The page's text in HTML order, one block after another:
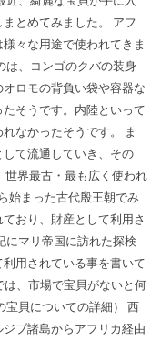
とめてみました。 アフ
々な用途で使われてきま
は、コンゴのクバの装身
ロモの背負い袋や容器な
そうです。内陸といって
なかったそうです。 ま
て流通していき、その
界最古・最も広く使われ
始まった古代殷王朝でみ
おり、財産として利用さ
にマリ帝国に訪れた探検
用されている事を書いて
、市場で宝貝がないと何
宝貝についての詳細） 西
ブ諸島からアフリカ経由